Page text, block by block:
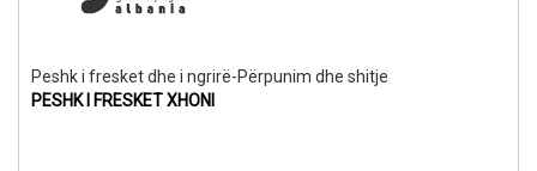
Peshk i fresket dhe i ngrirë-Përpunim dhe shitje
PESHK I FRESKET XHONI